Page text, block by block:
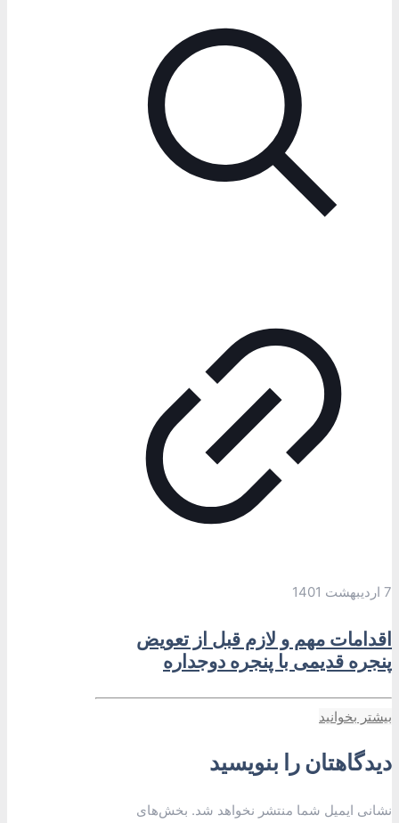
7 اردیبهشت 1401
اقدامات مهم و لازم قبل از تعویض
پنجره قدیمی با پنجره دوجداره
بیشتر بخوانید
دیدگاهتان را بنویسید
نشانی ایمیل شما منتشر نخواهد شد. بخش‌های